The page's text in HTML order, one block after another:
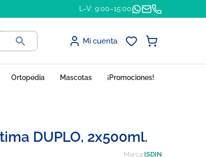
L–V: 9:00–15:00
 Mi cuenta
Ortopedia Mascotas ¡Promociones!
DUPLO, 2x500ml.
Marca ISDIN